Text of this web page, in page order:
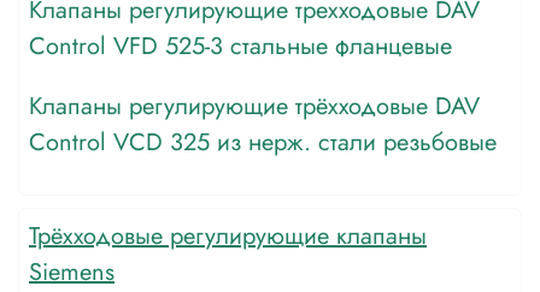
Клапаны регулирующие трехходовые DAV
Control VFD 525-3 стальные фланцевые
Клапаны регулирующие трёхходовые DAV
Control VCD 325 из нерж. стали резьбовые
Трёхходовые регулирующие клапаны
Siemens